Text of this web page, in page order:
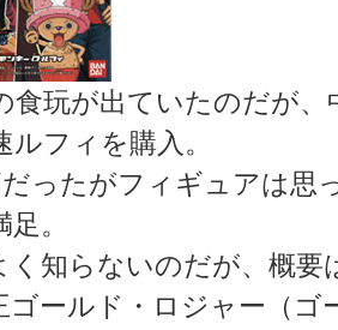
食玩が出ていたのだが
ルフィを購入。
ったがフィギュアは思
。
く知らないのだが、概要
ゴールド・ロジャー（ゴ